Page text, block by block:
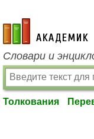
academic.ru
Словари и
Толкования